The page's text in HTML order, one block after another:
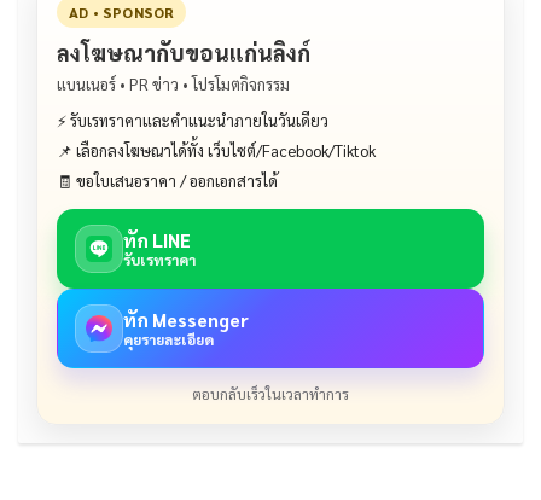
AD • SPONSOR
ลงโฆษณากับขอนแก่นลิงก์
แบนเนอร์ • PR ข่าว • โปรโมตกิจกรรม
⚡ รับเรทราคาและคำแนะนำภายในวันเดียว
📌 เลือกลงโฆษณาได้ทั้ง เว็บไซต์/Facebook/Tiktok
🧾 ขอใบเสนอราคา / ออกเอกสารได้
ทัก LINE
รับเรทราคา
ทัก Messenger
คุยรายละเอียด
ตอบกลับเร็วในเวลาทำการ